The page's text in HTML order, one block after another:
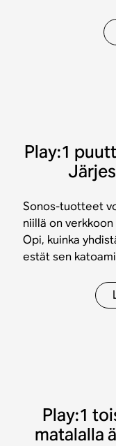
Play:1
Sonos-tuotteet
niillä on
Opi, kuinka
estät sen
Play:1
matalalla